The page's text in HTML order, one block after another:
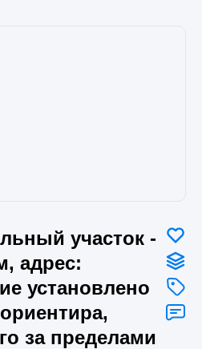
участок -
адрес:
установлено
за пределами